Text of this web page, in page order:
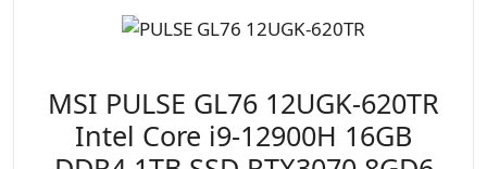
MSI PULSE GL76 12UGK-620TR
Intel Core i9-12900H 16GB